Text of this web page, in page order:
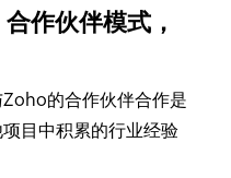
作伙伴模式，
的合作伙伴合作是
目中积累的行业经验